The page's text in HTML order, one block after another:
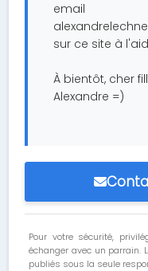
sur ce site à
À bientôt, cher
Alexandre =)
Pour votre sécurité,
échanger avec un
publiés sous la seule